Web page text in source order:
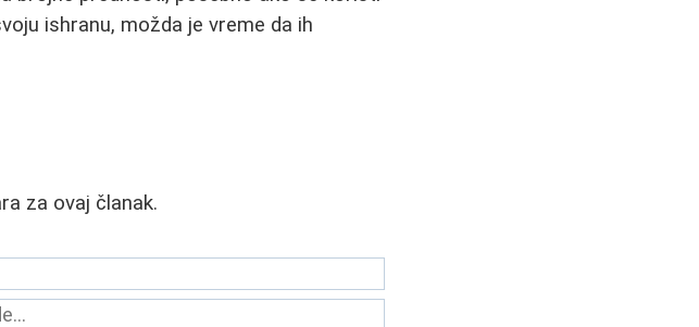
ishranu, možda je vreme da ih
za ovaj članak.